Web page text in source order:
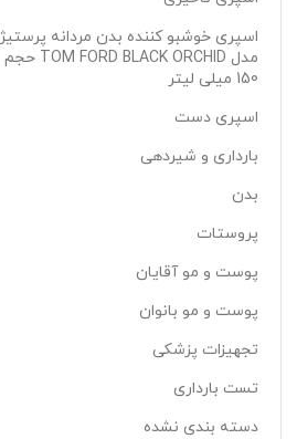
اسپری خوشبو کننده بدن مردانه پرستیژ
مدل TOM FORD BLACK ORCHID حجم
150 میلی لیتر
اسپری دست
بارداری و شیردهی
بدن
پروستات
پوست و مو آقایان
پوست و مو بانوان
تجهیزات پزشکی
تست بارداری
دسته بندی نشده